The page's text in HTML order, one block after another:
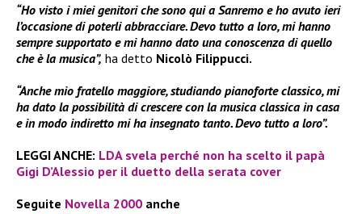
“Ho visto i miei genitori che sono qui a Sanremo e ho avuto ieri
l’occasione di poterli abbracciare. Devo tutto a loro, mi hanno
sempre supportato e mi hanno dato una conoscenza di quello
che è la musica”, ha detto Nicolò Filippucci.
“Anche mio fratello maggiore, studiando pianoforte classico, mi
ha dato la possibilità di crescere con la musica classica in casa
e in modo indiretto mi ha insegnato tanto. Devo tutto a loro”.
LEGGI ANCHE: LDA svela perché non ha scelto il papà
Gigi D’Alessio per il duetto della serata cover
Seguite Novella 2000 anche